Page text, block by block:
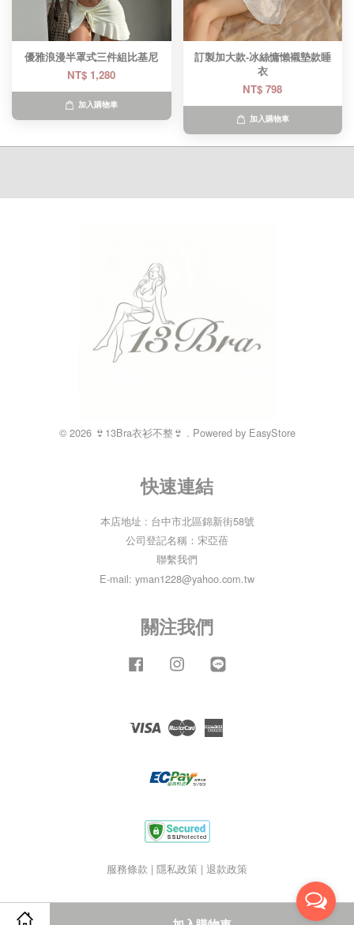
優雅浪漫半罩式三件組比基尼
NT$ 1,280
加入購物車
訂製加大款-冰絲慵懶襯墊款睡
衣
NT$ 798
加入購物車
© 2026 👙13Bra衣衫不整👙 . Powered by EasyStore
快速連結
本店地址 : 台中市北區錦新街58號
公司登記名稱：宋亞蓓
聯繫我們
E-mail: yman1228@yahoo.com.tw
關注我們
Facebook Instagram
Visa Master
服務條款 | 隱私政策 | 退款政策